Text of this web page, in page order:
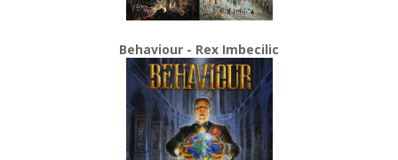
Behaviour - Rex Imbecilic